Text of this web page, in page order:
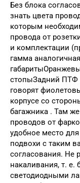
Без блока
знать цвета
которым
провода от
и комплектации
гамма
стопыЗадний ПТФ
говорят
корпусе со
багажника . Там
проводов от
удобное место
подвохи с таким
согласования. Не
накаливания, т. е.
светодиодными